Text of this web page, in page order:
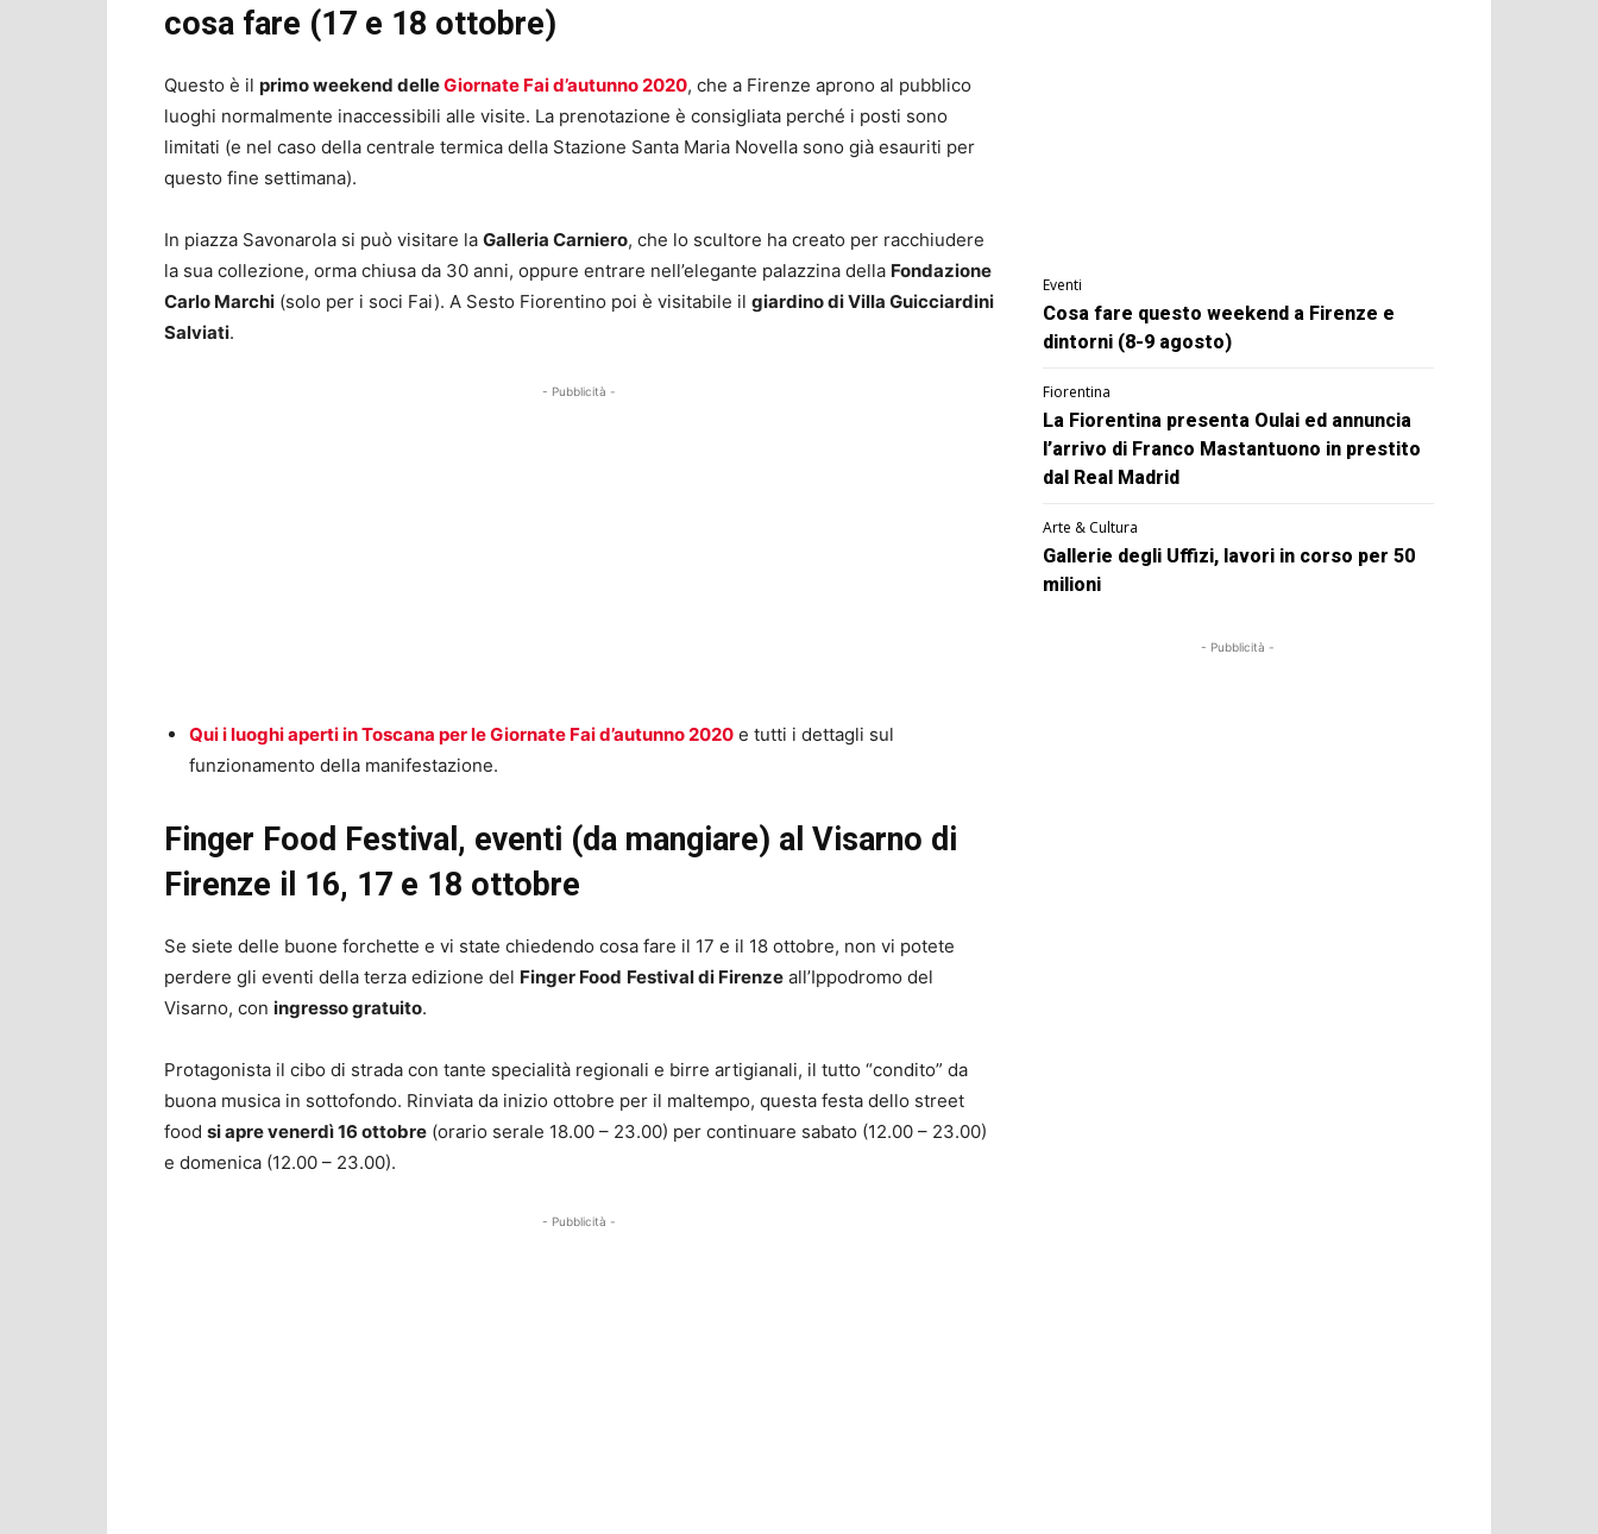
cosa fare (17 e 18 ottobre)
Questo è il primo weekend delleGiornate Fai d’autunno 2020, che a Firenze aprono al pubblico
luoghi normalmente inaccessibili alle visite. La prenotazione è consigliata perché i posti sono
limitati (e nel caso della centrale termica della Stazione Santa Maria Novella sono già esauriti per
questo fine settimana).
In piazza Savonarola si può visitare la Galleria Carniero, che lo scultore ha creato per racchiudere
la sua collezione, orma chiusa da 30 anni, oppure entrare nell’elegante palazzina della Fondazione
Carlo Marchi (solo per i soci Fai). A Sesto Fiorentino poi è visitabile il giardino di Villa Guicciardini
Salviati.
- Pubblicità -
Qui i luoghi aperti in Toscana per le Giornate Fai d’autunno 2020 e tutti i dettagli sul
funzionamento della manifestazione.
Finger Food Festival, eventi (da mangiare) al Visarno di
Firenze il 16, 17 e 18 ottobre
Se siete delle buone forchette e vi state chiedendo cosa fare il 17 e il 18 ottobre, non vi potete
perdere gli eventi della terza edizione del Finger Food Festival di Firenze all’Ippodromo del
Visarno, con ingresso gratuito.
Protagonista il cibo di strada con tante specialità regionali e birre artigianali, il tutto “condito” da
buona musica in sottofondo. Rinviata da inizio ottobre per il maltempo, questa festa dello street
food si apre venerdì 16 ottobre (orario serale 18.00 – 23.00) per continuare sabato (12.00 – 23.00)
e domenica (12.00 – 23.00).
- Pubblicità -
Eventi
Cosa fare questo weekend a Firenze e
dintorni (8-9 agosto)
Fiorentina
La Fiorentina presenta Oulai ed annuncia
l’arrivo di Franco Mastantuono in prestito
dal Real Madrid
Arte & Cultura
Gallerie degli Uffizi, lavori in corso per 50
milioni
- Pubblicità -